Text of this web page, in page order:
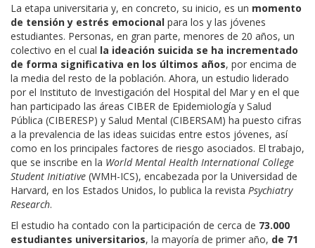
La etapa universitaria y, en concreto, su inicio, es un momento
de tensión y estrés emocional para los y las jóvenes
estudiantes. Personas, en gran parte, menores de 20 años, un
colectivo en el cual la ideación suicida se ha incrementado
de forma significativa en los últimos años, por encima de
la media del resto de la población. Ahora, un estudio liderado
por el Instituto de Investigación del Hospital del Mar y en el que
han participado las áreas CIBER de Epidemiología y Salud
Pública (CIBERESP) y Salud Mental (CIBERSAM) ha puesto cifras
a la prevalencia de las ideas suicidas entre estos jóvenes, así
como en los principales factores de riesgo asociados. El trabajo,
que se inscribe en la World Mental Health International College
Student Initiative (WMH-ICS), encabezada por la Universidad de
Harvard, en los Estados Unidos, lo publica la revista Psychiatry
Research.
El estudio ha contado con la participación de cerca de 73.000
estudiantes universitarios, la mayoría de primer año, de 71